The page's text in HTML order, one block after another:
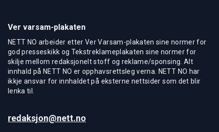
Ver varsam-plakaten
NETT NO arbeider etter Ver Varsam-plakaten sine normer for
god presseskikk og Tekstreklameplakaten sine normer for
skilje mellom redaksjonelt stoff og reklame/sponsing. Alt
innhald på NETT NO er opphavsrettsleg verna. NETT NO har
ikkje ansvar for innhaldet på eksterne nettsider som det blir
lenka til.
redaksjon@nett.no